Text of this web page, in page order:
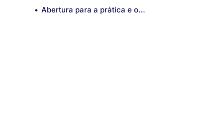
Abertura para a prática e o convite à escuta do corpo